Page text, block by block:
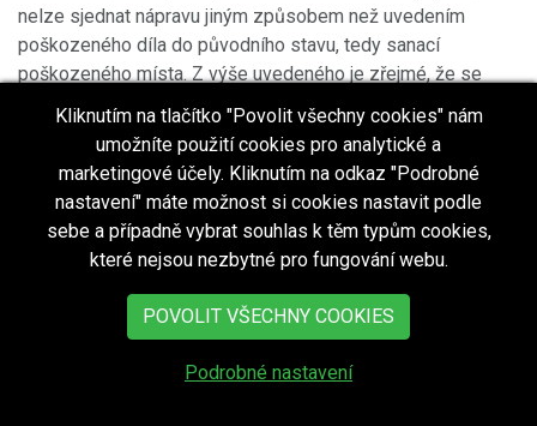
nelze sjednat nápravu jiným způsobem než uvedením
poškozeného díla do původního stavu, tedy sanací
poškozeného místa. Z výše uvedeného je zřejmé, že se
např. průtočnost koryt vodních toků nebo bezpečnost
vodních děl. Činnosti, pro které byla tato výjimka povolena
na vodních tocích (mimo vodní toky v přirozených korytech)
a vodních dílech, jsou takovými činnostmi, k nimž neexistují
jiná uspokojivější řešení, která by byla reálně proveditelná.
Na vodních tocích v neregulovaném korytě, na tocích
revitalizovaných (obě tyto kategorie spadají pod zákonné
vymezení „přirozeného koryta" v ustanovení § 44 odst. 2
vodního zákona) nebo např. na slepých ramenech řek bobří
Kliknutím na tlačítko "Povolit všechny cookies" nám
umožníte použití cookies pro analytické a
marketingové účely. Kliknutím na odkaz "Podrobné
nastavení" máte možnost si cookies nastavit podle
sebe a případně vybrat souhlas k těm typům cookies,
které nejsou nezbytné pro fungování webu.
POVOLIT VŠECHNY COOKIES
Podrobné nastavení